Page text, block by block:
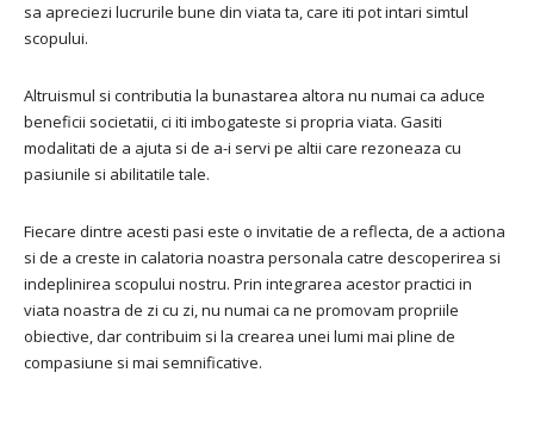
sa apreciezi lucrurile bune din viata ta, care iti pot intari simtul
scopului.
Altruismul si contributia la bunastarea altora nu numai ca aduce
beneficii societatii, ci iti imbogateste si propria viata. Gasiti
modalitati de a ajuta si de a-i servi pe altii care rezoneaza cu
pasiunile si abilitatile tale.
Fiecare dintre acesti pasi este o invitatie de a reflecta, de a actiona
si de a creste in calatoria noastra personala catre descoperirea si
indeplinirea scopului nostru. Prin integrarea acestor practici in
viata noastra de zi cu zi, nu numai ca ne promovam propriile
obiective, dar contribuim si la crearea unei lumi mai pline de
compasiune si mai semnificative.